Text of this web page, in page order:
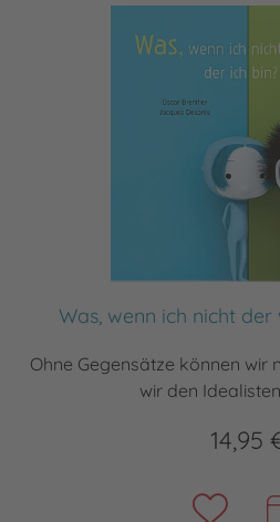
Was, wenn ich nicht
Ohne Gegensätze können wir
wir den
14,95